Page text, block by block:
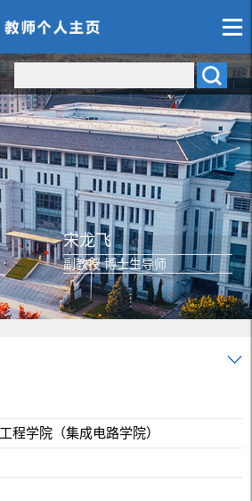
宋龙飞
副教授 博士生导师
程学院（集成电路学院）